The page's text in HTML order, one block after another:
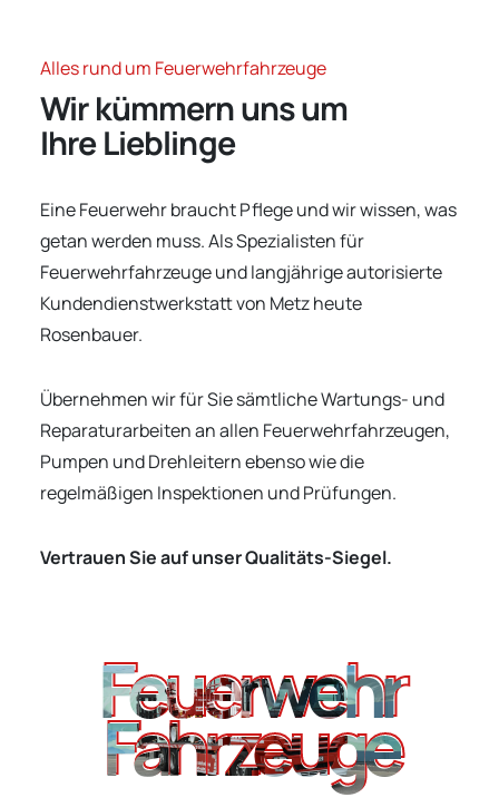
Alles rund um Feuerwehrfahrzeuge
Wir kümmern uns um
Ihre Lieblinge
Eine Feuerwehr braucht Pflege und wir wissen, was
getan werden muss. Als Spezialisten für
Feuerwehrfahrzeuge und langjährige autorisierte
Kundendienstwerkstatt von Metz heute
Rosenbauer.
Übernehmen wir für Sie sämtliche Wartungs- und
Reparaturarbeiten an allen Feuerwehrfahrzeugen,
Pumpen und Drehleitern ebenso wie die
regelmäßigen Inspektionen und Prüfungen.
Vertrauen Sie auf unser Qualitäts-Siegel.
Feuerwehr
Fahrzeuge
Feuerwehr
Fahrzeuge